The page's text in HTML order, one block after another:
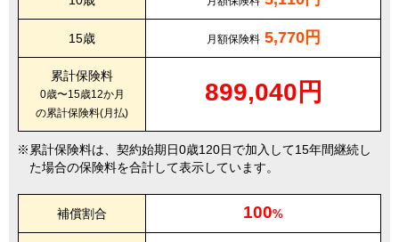
15歳 月額保険料 5,770円
累計保険料
0歳〜15歳12か月
の累計保険料(月払)
899,040円
累計保険料は、契約始期日0歳120日で加入して15年間継続し
た場合の保険料を合計して表示しています。
補償割合 100%